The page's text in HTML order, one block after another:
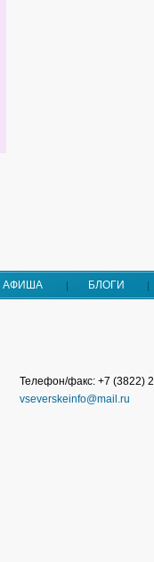
АФИША БЛОГИ
Телефон/факс: +7 (3822)
vseverskeinfo@mail.ru